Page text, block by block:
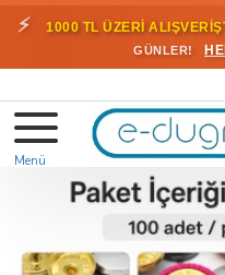
⚡ 1000 TL ÜZERİ
GÜNLER!